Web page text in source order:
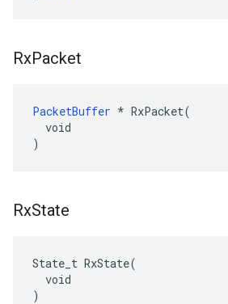
RxPacket
PacketBuffer * RxPacket(
  void
)
RxState
State_t RxState(
  void
)